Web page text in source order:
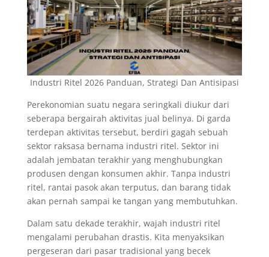
Industri Ritel 2026 Panduan, Strategi Dan Antisipasi
Perekonomian suatu negara seringkali diukur dari
seberapa bergairah aktivitas jual belinya. Di garda
terdepan aktivitas tersebut, berdiri gagah sebuah
sektor raksasa bernama industri ritel. Sektor ini
adalah jembatan terakhir yang menghubungkan
produsen dengan konsumen akhir. Tanpa industri
ritel, rantai pasok akan terputus, dan barang tidak
akan pernah sampai ke tangan yang membutuhkan.
Dalam satu dekade terakhir, wajah industri ritel
mengalami perubahan drastis. Kita menyaksikan
pergeseran dari pasar tradisional yang becek